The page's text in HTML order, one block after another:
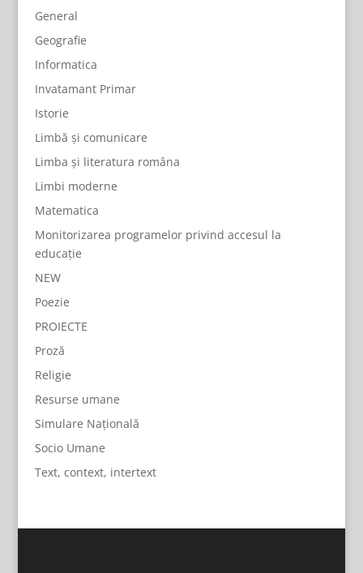
General
Geografie
Informatica
Invatamant Primar
Istorie
Limbă și comunicare
Limba și literatura româna
Limbi moderne
Matematica
Monitorizarea programelor privind accesul la
educație
NEW
Poezie
PROIECTE
Proză
Religie
Resurse umane
Simulare Națională
Socio Umane
Text, context, intertext